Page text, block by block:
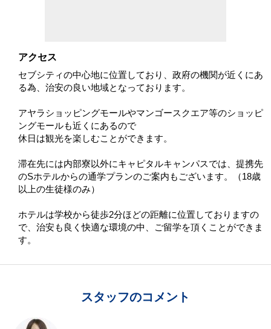
アクセス
セブシティの中心地に位置しており、政府の機関が近くにあ
る為、治安の良い地域となっております。
アヤラショッピングモールやマンゴースクエア等のショッピ
ングモールも近くにあるので
休日は観光を楽しむことができます。
滞在先には内部寮以外にキャピタルキャンパスでは、提携先
のSホテルからの通学プランのご案内もございます。（18歳
以上の生徒様のみ）
ホテルは学校から徒歩2分ほどの距離に位置しておりますの
で、治安も良く快適な環境の中、ご留学を頂くことができま
す。
スタッフのコメント